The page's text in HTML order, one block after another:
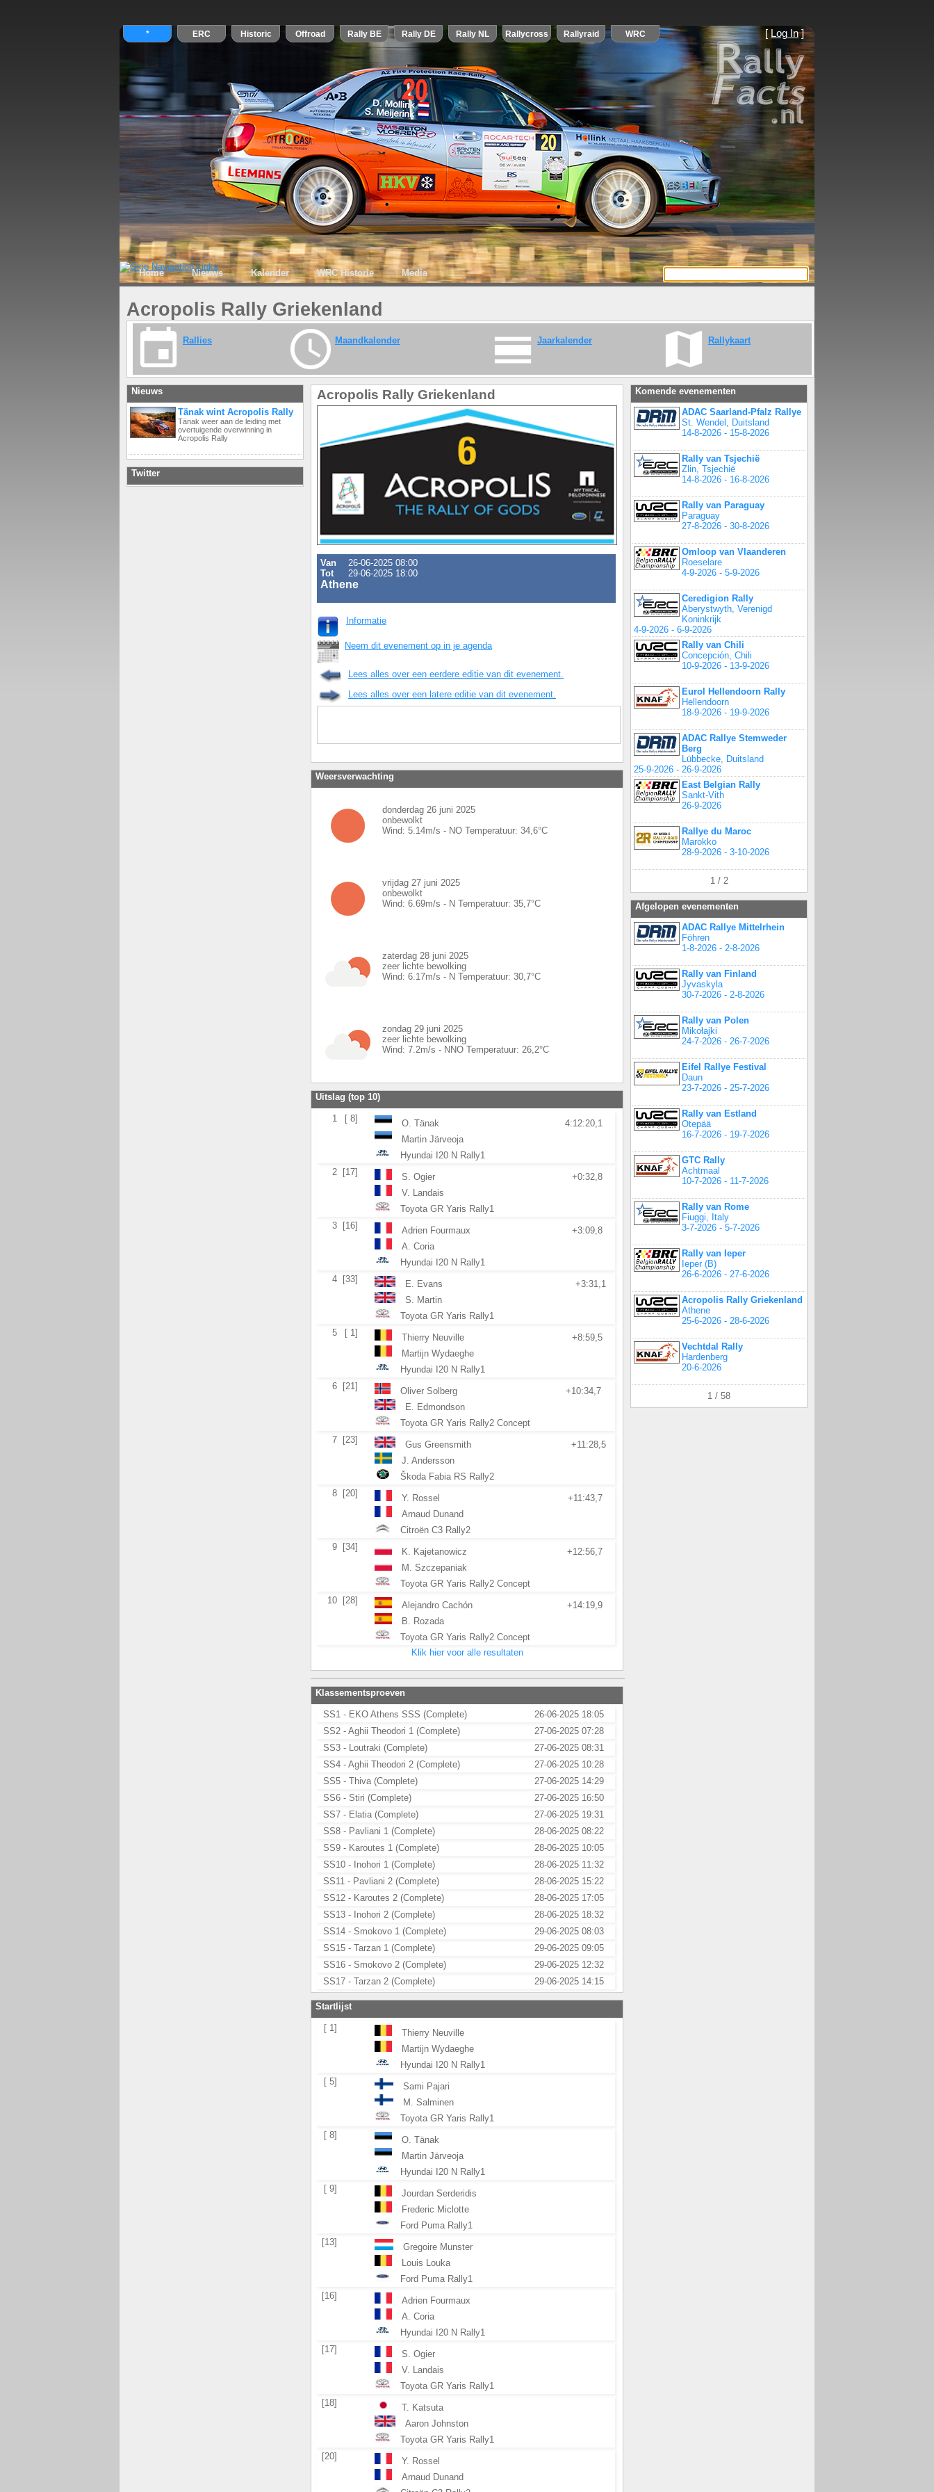
[ Log In]
Home Nieuws Kalender WRC Historie Media
Acropolis Rally Griekenland
Rallies Maandkalender Jaarkalender Rallykaart
Nieuws
Tänak wint Acropolis Rally
Tänak weer aan de leiding met
overtuigende overwinning in
Acropolis Rally
Twitter
Acropolis Rally Griekenland
Van
26-06-2025 08:00
Tot
29-06-2025 18:00
Athene
Informatie
Neem dit evenement op in je agenda
Lees alles over een eerdere editie van dit evenement.
Lees alles over een latere editie van dit evenement.
Weersverwachting
donderdag 26 juni 2025
onbewolkt
Wind: 5.14m/s - NO Temperatuur: 34,6°C
vrijdag 27 juni 2025
onbewolkt
Wind: 6.69m/s - N Temperatuur: 35,7°C
zaterdag 28 juni 2025
zeer lichte bewolking
Wind: 6.17m/s - N Temperatuur: 30,7°C
zondag 29 juni 2025
zeer lichte bewolking
Wind: 7.2m/s - NNO Temperatuur: 26,2°C
Uitslag (top 10)
1 [ 8] O. Tänak
4:12:20,1
Martin Järveoja
Hyundai I20 N Rally1
2
[17] S. Ogier
+0:32,8
V. Landais
Toyota GR Yaris Rally1
3
[16] Adrien Fourmaux
+3:09,8
A. Coria
Hyundai I20 N Rally1
4
[33] E. Evans
+3:31,1
S. Martin
Toyota GR Yaris Rally1
5
[ 1] Thierry Neuville
+8:59,5
Martijn Wydaeghe
Hyundai I20 N Rally1
6
[21] Oliver Solberg
+10:34,7
E. Edmondson
Toyota GR Yaris Rally2 Concept
7
[23] Gus Greensmith
+11:28,5
J. Andersson
Škoda Fabia RS Rally2
8
[20] Y. Rossel
+11:43,7
Arnaud Dunand
Citroën C3 Rally2
9
[34] K. Kajetanowicz
+12:56,7
M. Szczepaniak
Toyota GR Yaris Rally2 Concept
10
[28] Alejandro Cachón
+14:19,9
B. Rozada
Toyota GR Yaris Rally2 Concept
Klik hier voor alle resultaten
Klassementsproeven
SS1 - EKO Athens SSS (Complete)
26-06-2025 18:05
SS2 - Aghii Theodori 1 (Complete)
27-06-2025 07:28
SS3 - Loutraki (Complete)
27-06-2025 08:31
SS4 - Aghii Theodori 2 (Complete)
27-06-2025 10:28
SS5 - Thiva (Complete)
27-06-2025 14:29
SS6 - Stiri (Complete)
27-06-2025 16:50
SS7 - Elatia (Complete)
27-06-2025 19:31
SS8 - Pavliani 1 (Complete)
28-06-2025 08:22
SS9 - Karoutes 1 (Complete)
28-06-2025 10:05
SS10 - Inohori 1 (Complete)
28-06-2025 11:32
SS11 - Pavliani 2 (Complete)
28-06-2025 15:22
SS12 - Karoutes 2 (Complete)
28-06-2025 17:05
SS13 - Inohori 2 (Complete)
28-06-2025 18:32
SS14 - Smokovo 1 (Complete)
29-06-2025 08:03
SS15 - Tarzan 1 (Complete)
29-06-2025 09:05
SS16 - Smokovo 2 (Complete)
29-06-2025 12:32
SS17 - Tarzan 2 (Complete)
29-06-2025 14:15
Startlijst
[ 1]
Thierry Neuville
Martijn Wydaeghe
Hyundai I20 N Rally1
[ 5]
Sami Pajari
M. Salminen
Toyota GR Yaris Rally1
[ 8]
O. Tänak
Martin Järveoja
Hyundai I20 N Rally1
[ 9]
Jourdan Serderidis
Frederic Miclotte
Ford Puma Rally1
[13]
Gregoire Munster
Louis Louka
Ford Puma Rally1
[16]
Adrien Fourmaux
A. Coria
Hyundai I20 N Rally1
[17]
S. Ogier
V. Landais
Toyota GR Yaris Rally1
[18]
T. Katsuta
Aaron Johnston
Toyota GR Yaris Rally1
[20]
Y. Rossel
Arnaud Dunand
Komende evenementen
ADAC Saarland-Pfalz Rallye
St. Wendel, Duitsland
14-8-2026 - 15-8-2026
Rally van Tsjechië
Zlin, Tsjechië
14-8-2026 - 16-8-2026
Rally van Paraguay
Paraguay
27-8-2026 - 30-8-2026
Omloop van Vlaanderen
Roeselare
4-9-2026 - 5-9-2026
Ceredigion Rally
Aberystwyth, Verenigd
Koninkrijk
4-9-2026 - 6-9-2026
Rally van Chili
Concepción, Chili
10-9-2026 - 13-9-2026
Eurol Hellendoorn Rally
Hellendoorn
18-9-2026 - 19-9-2026
ADAC Rallye Stemweder
Berg
Lübbecke, Duitsland
25-9-2026 - 26-9-2026
East Belgian Rally
Sankt-Vith
26-9-2026
Rallye du Maroc
Marokko
28-9-2026 - 3-10-2026
1 / 2
Afgelopen evenementen
ADAC Rallye Mittelrhein
Föhren
1-8-2026 - 2-8-2026
Rally van Finland
Jyvaskyla
30-7-2026 - 2-8-2026
Rally van Polen
Mikołajki
24-7-2026 - 26-7-2026
Eifel Rallye Festival
Daun
23-7-2026 - 25-7-2026
Rally van Estland
Otepää
16-7-2026 - 19-7-2026
GTC Rally
Achtmaal
10-7-2026 - 11-7-2026
Rally van Rome
Fiuggi, Italy
3-7-2026 - 5-7-2026
Rally van Ieper
Ieper (B)
26-6-2026 - 27-6-2026
Acropolis Rally Griekenland
Athene
25-6-2026 - 28-6-2026
Vechtdal Rally
Hardenberg
20-6-2026
1 / 58